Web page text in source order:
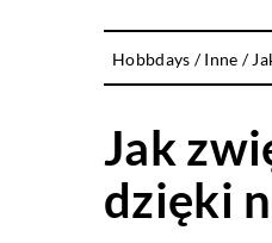
Hobbdays /Inne /
Jak
dzięki